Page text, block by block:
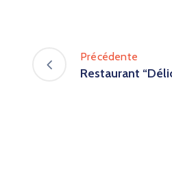
Précédente
Restaurant